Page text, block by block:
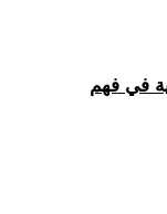
في فهم